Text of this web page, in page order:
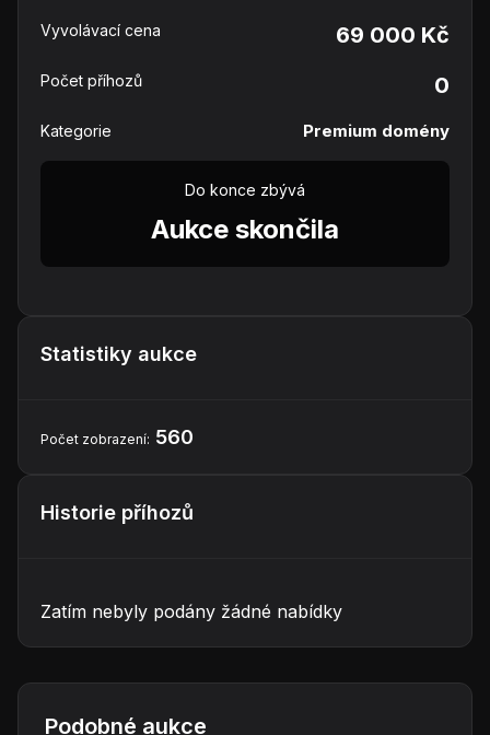
Vyvolávací cena 69 000 Kč
Počet příhozů 0
Kategorie Premium domény
Do konce zbývá
Aukce skončila
Statistiky aukce
Počet zobrazení: 560
Historie příhozů
Zatím nebyly podány žádné nabídky
Podobné aukce